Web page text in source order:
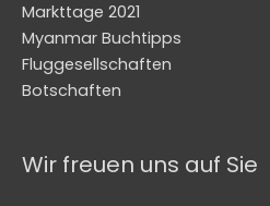
Markttage 2021
Myanmar Buchtipps
Fluggesellschaften
Botschaften
Wir freuen uns auf Sie